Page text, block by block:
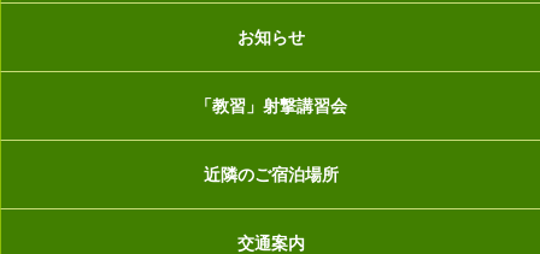
お知らせ
「教習」射撃講習会
近隣のご宿泊場所
交通案内